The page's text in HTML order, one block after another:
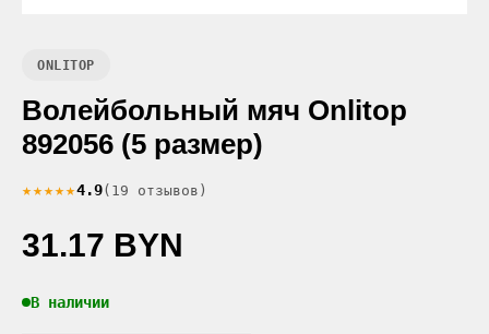
ONLITOP
Волейбольный мяч Onlitop
892056 (5 размер)
★★★★★4.9(19 отзывов)
31.17 BYN
В наличии